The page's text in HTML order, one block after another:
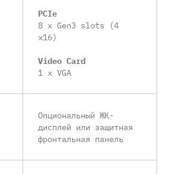
PCIe
8 x Gen3 slots (4
x16)
Video Card
1 x VGA
Опциональный ЖК-
дисплей или защитная
фронтальная панель